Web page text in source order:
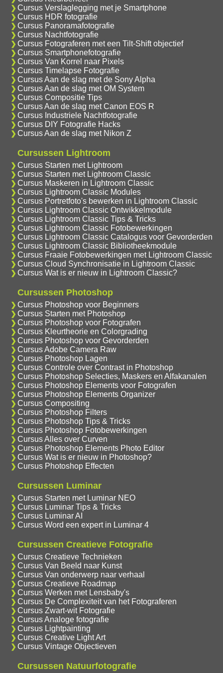
Cursus Verslaglegging met je Smartphone
Cursus HDR fotografie
Cursus Panoramafotografie
Cursus Nachtfotografie
Cursus Fotograferen met een Tilt-Shift objectief
Cursus Smartphonefotografie
Cursus Van Korrel naar Pixels
Cursus Timelapse Fotografie
Cursus Aan de slag met de Sony Alpha
Cursus Aan de slag met OM System
Cursus Compositie Tips
Cursus Aan de slag met Canon EOS R
Cursus Industriele Nachtfotografie
Cursus DIY Fotografie Hacks
Cursus Aan de slag met Nikon Z
Cursussen Lightroom
Cursus Starten met Lightroom
Cursus Starten met Lightroom Classic
Cursus Maskeren in Lightroom Classic
Cursus Lightroom Classic Modules
Cursus Portretfoto's bewerken in Lightroom Classic
Cursus Lightroom Classic Ontwikkelmodule
Cursus Lightroom Classic Tips & Tricks
Cursus Lightroom Classic Fotobewerkingen
Cursus Lightroom Classic Catalogus voor Gevorderden
Cursus Lightroom Classic Bibliotheekmodule
Cursus Fraaie Fotobewerkingen met Lightroom Classic
Cursus Cloud Synchronisatie in Lightroom Classic
Cursus Wat is er nieuw in Lightroom Classic?
Cursussen Photoshop
Cursus Photoshop voor Beginners
Cursus Starten met Photoshop
Cursus Photoshop voor Fotografen
Cursus Kleurtheorie en Colorgrading
Cursus Photoshop voor Gevorderden
Cursus Adobe Camera Raw
Cursus Photoshop Lagen
Cursus Controle over Contrast in Photoshop
Cursus Photoshop Selecties, Maskers en Alfakanalen
Cursus Photoshop Elements voor Fotografen
Cursus Photoshop Elements Organizer
Cursus Compositing
Cursus Photoshop Filters
Cursus Photoshop Tips & Tricks
Cursus Photoshop Fotobewerkingen
Cursus Alles over Curven
Cursus Photoshop Elements Photo Editor
Cursus Wat is er nieuw in Photoshop?
Cursus Photoshop Effecten
Cursussen Luminar
Cursus Starten met Luminar NEO
Cursus Luminar Tips & Tricks
Cursus Luminar AI
Cursus Word een expert in Luminar 4
Cursussen Creatieve Fotografie
Cursus Creatieve Technieken
Cursus Van Beeld naar Kunst
Cursus Van onderwerp naar verhaal
Cursus Creatieve Roadmap
Cursus Werken met Lensbaby's
Cursus De Complexiteit van het Fotograferen
Cursus Zwart-wit Fotografie
Cursus Analoge fotografie
Cursus Lightpainting
Cursus Creative Light Art
Cursus Vintage Objectieven
Cursussen Natuurfotografie